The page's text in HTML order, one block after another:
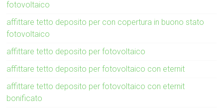
fotovoltaico
affittare tetto deposito per con copertura in buono stato
fotovoltaico
affittare tetto deposito per fotovoltaico
affittare tetto deposito per fotovoltaico con eternit
affittare tetto deposito per fotovoltaico con eternit
bonificato